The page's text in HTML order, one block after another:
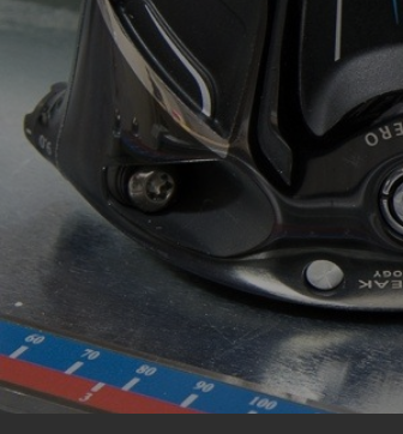
FAIRWAY WOODS
HYBRIDS ハイブリッド
IRONS アイアン
WEDGES ウェッジ
PUTTERS パター
OTHER その他
編集部のおすすめ
Our Team 私たちのチーム
Our Mission 私たちの使命